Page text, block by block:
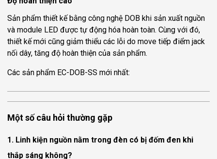
Sản phẩm thiết kế bằng công nghệ DOB khi sản xuất nguồn
và module LED được tự động hóa hoàn toàn. Cùng với đó,
thiết kế mới cũng giảm thiểu các lỗi do move tiếp điểm jack
nối dây, tăng độ hoàn thiện của sản phẩm.
Các sản phẩm EC-DOB-SS mới nhất:
Một số câu hỏi thường gặp
1. Linh kiện nguồn nằm trong đèn có bị đốm đen khi
thắp sáng không?